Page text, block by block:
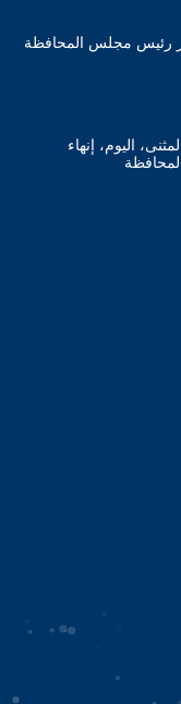
رئيس مجلس المحافظة
اليوم، إنهاء